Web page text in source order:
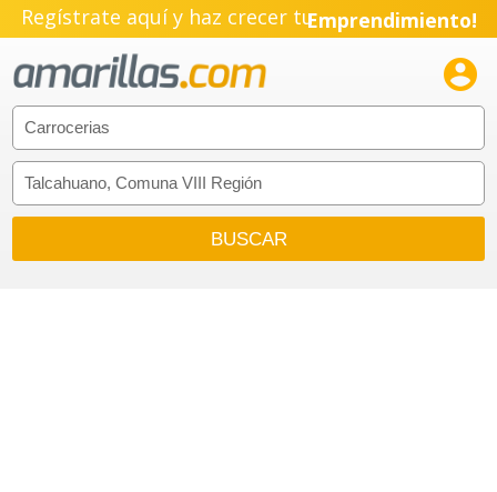
Regístrate aquí y haz crecer tuEmprendimiento!
